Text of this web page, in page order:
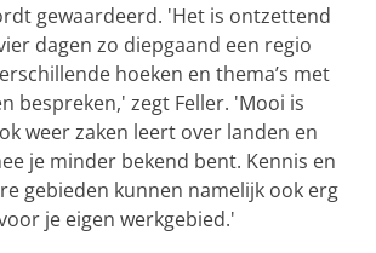
gewaardeerd. 'Het is ontzettend
dagen zo diepgaand een regio
hoeken en thema’s met
bespreken,' zegt Feller. 'Mooi is
weer zaken leert over landen en
je minder bekend bent. Kennis en
gebieden kunnen namelijk ook erg
je eigen werkgebied.'